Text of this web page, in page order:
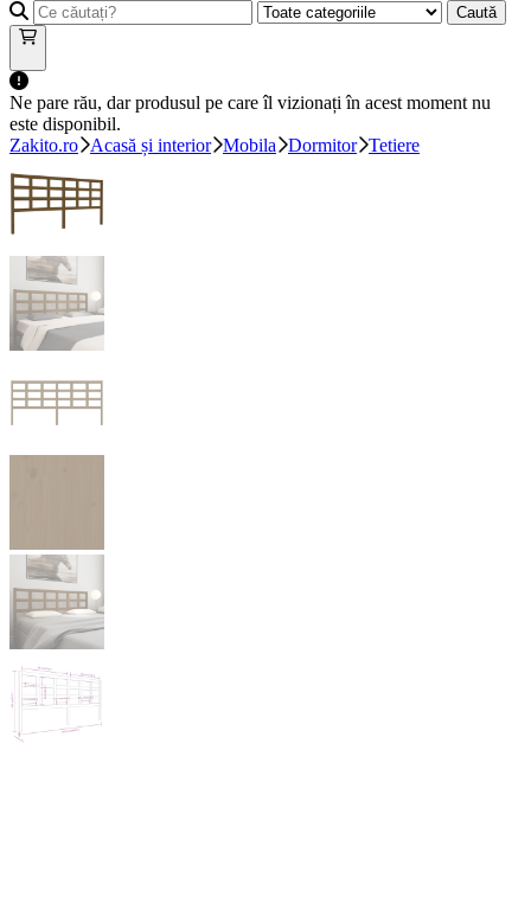
Caută
Ne pare rău, dar produsul pe care îl vizionați în acest moment nu
este disponibil.
Zakito.ro
Acasă și interior Mobila Dormitor Tetiere